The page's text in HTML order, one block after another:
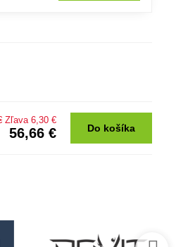
56,66 €
Zľava 6,30 €
Do košíka